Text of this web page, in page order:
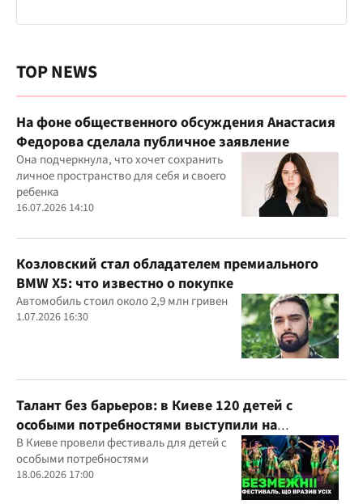
TOP NEWS
На фоне общественного обсуждения Анастасия
Федорова сделала публичное заявление
Она подчеркнула, что хочет сохранить
личное пространство для себя и своего
ребенка
16.07.2026 14:10
Козловский стал обладателем премиального
BMW X5: что известно о покупке
Автомобиль стоил около 2,9 млн гривен
1.07.2026 16:30
Талант без барьеров: в Киеве 120 детей с
особыми потребностями выступили на
всеукраинском фестивале
В Киеве провели фестиваль для детей с
особыми потребностями
18.06.2026 17:00